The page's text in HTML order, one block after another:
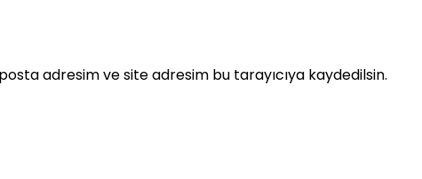
adresim ve site adresim bu tarayıcıya kaydedilsin.